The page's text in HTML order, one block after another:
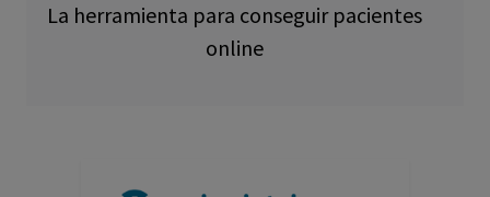
La herramienta para conseguir pacientes
online